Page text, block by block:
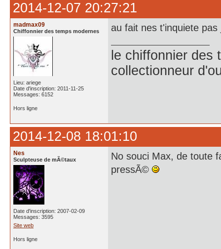
2014-12-07 20:27:21
madmax09
Chiffonnier des temps modernes
Lieu: ariege
Date d'inscription: 2011-11-25
Messages: 6152
au fait nes t'inquiete
le chiffonnier des
collectionneur
Hors ligne
2014-12-08 18:01:10
Nes
Sculpteuse de mÃ©taux
Date d'inscription: 2007-02-09
Messages: 3595
Site web
No souci Max, de toute
pressÃ©
Hors ligne